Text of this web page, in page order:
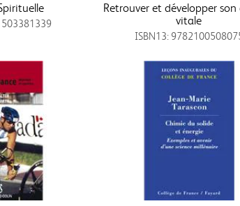
Retrouver et développer son
vitale
ISBN13: